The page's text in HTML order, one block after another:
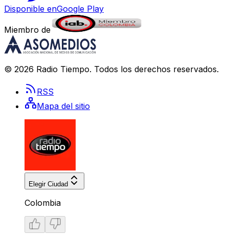
Disponible enGoogle Play
Miembro de
© 2026 Radio Tiempo. Todos los derechos reservados.
RSS
Mapa del sitio
Elegir Ciudad
Colombia